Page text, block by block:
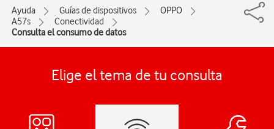
Ayuda Guías de dispositivos
OPPO
A57s
Conectividad
Consulta el consumo de datos
Elige el tema de tu consulta